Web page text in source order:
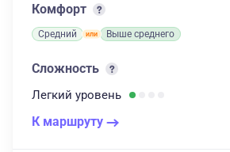
Комфорт
Средний Выше среднего
Сложность
Легкий уровень
К маршруту